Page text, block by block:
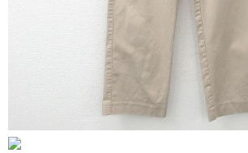
スウェット
長袖シャツ 半袖シャツ
パンツ レディース
雑貨/小物